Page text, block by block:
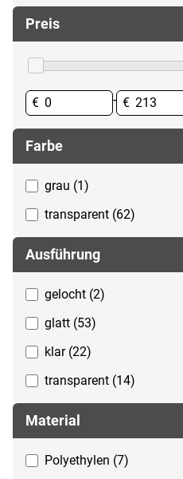
Ordner
Register & Trennblätter
Ringbücher & Ringmappen
Sichttaschen
Visitenkartenhüllen
Preis
€ - €
Farbe
grau (1)
transparent (62)
Ausführung
gelocht (2)
glatt (53)
klar (22)
transparent (14)
Material
Polyethylen (7)